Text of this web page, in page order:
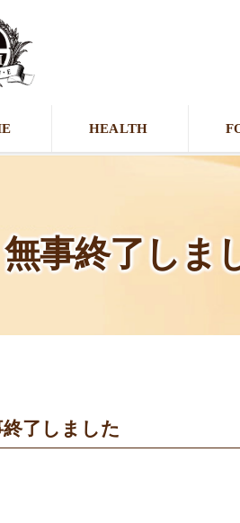
HEALTH
無事終了しま
了しました